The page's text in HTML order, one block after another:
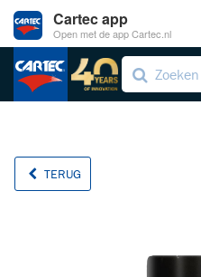
TERUG
Cartec app
Open met de app Cartec.nl